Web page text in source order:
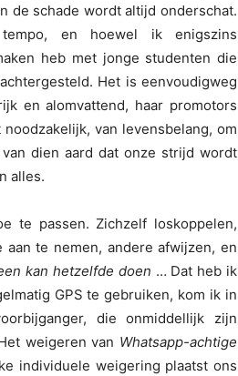
de schade wordt altijd onderschat.
en hoewel ik enigszins
heb met jonge studenten die
Het is eenvoudigweg
en alomvattend, haar promotors
van levensbelang, om
dien aard dat onze strijd wordt
alles.
te passen. Zichzelf loskoppelen,
te nemen, andere afwijzen, en
kan hetzelfde doen … Dat heb ik
GPS te gebruiken, kom ik in
die onmiddellijk zijn
weigeren van Whatsapp-achtige
individuele weigering plaatst ons